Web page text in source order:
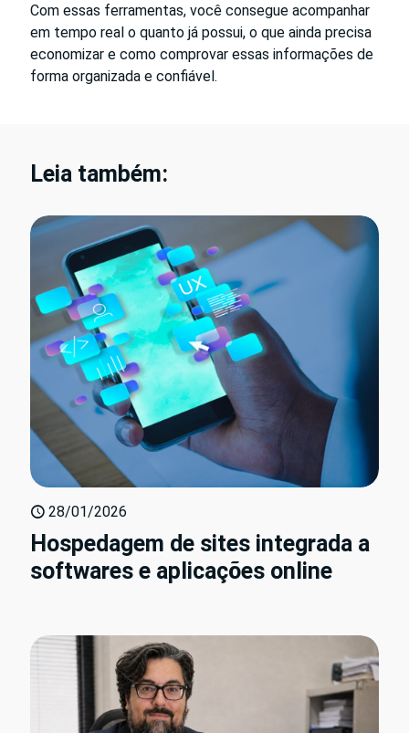
Com essas ferramentas, você consegue acompanhar
em tempo real o quanto já possui, o que ainda precisa
economizar e como comprovar essas informações de
forma organizada e confiável.
Leia também:
28/01/2026
Hospedagem de sites integrada a
softwares e aplicações online